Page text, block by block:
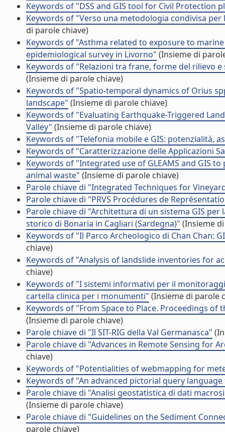
Keywords of "DSS and GIS tool for Civil Protection
Keywords of "Verso una metodologia condivisa
di parole chiave)
Keywords of "Asthma related to exposure to
epidemiological survey in Livorno" (Insieme di
Keywords of "Relazioni tra frane, forme del rilievo
(Insieme di parole chiave)
Keywords of "Spatio-temporal dynamics of Orius
landscape" (Insieme di parole chiave)
Keywords of "Evaluating Earthquake-Triggered
Valley" (Insieme di parole chiave)
Keywords of "Telefonia mobile e GIS: potenzialità,
Keywords of "Caratterizzazione delle Applicazioni
Keywords of "Integrated use of GLEAMS and GIS
animal waste" (Insieme di parole chiave)
Parole chiave di "Integrated Techniques for
Parole chiave di "PRVS Procédures de
Parole chiave di "Architettura di un sistema GIS
storico di Bonaria in Cagliari (Sardegna)" (Insieme
Keywords of "Il Parco Archeologico di Chan Chan:
chiave)
Keywords of "Analysis of landslide inventories for
chiave)
Keywords of "I sistemi informativi per il
cartella clinica per i monumenti" (Insieme di parole
Keywords of "From Space to Place. Proceedings
(Insieme di parole chiave)
Parole chiave di "Il SIT-RIG della Val Germanasca"
Parole chiave di "Advances in Remote Sensing for
chiave)
Keywords of "Potentialities of webmapping for
Keywords of "An advanced pictorial query
Parole chiave di "Analisi geostatistica di dati
(Insieme di parole chiave)
Parole chiave di "Guidelines on the Sediment
parole chiave)